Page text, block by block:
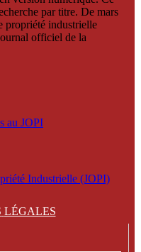
par titre. De mars
propriété industrielle
officiel de la
au JOPI
Industrielle (JOPI)
LÉGALES